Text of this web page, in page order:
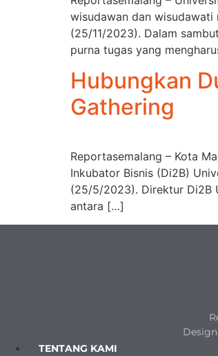
wisudawan dan wisudawati
(25/11/2023). Dalam
purna tugas yang
Hubungkan
Gathering
Reportasemalang – Kota
Inkubator Bisnis (Di2B)
(25/5/2023). Direktur Di2B
antara […]
TENTANG KAMI